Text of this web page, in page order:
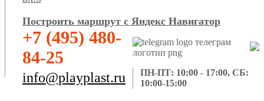
Построить маршрут с Яндекс Навигатор
+7 (495) 480-
84-25
info@playplast.ru
ПН-ПТ: 10:00 - 17:00, СБ:
10:00-15:00